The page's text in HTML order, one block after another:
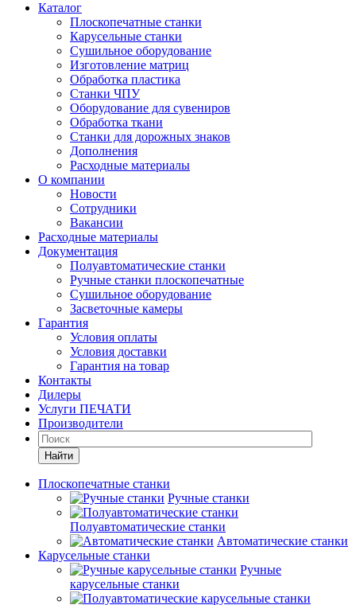
Каталог
Плоскопечатные станки
Карусельные станки
Сушильное оборудование
Изготовление матриц
Обработка пластика
Станки ЧПУ
Оборудование для сувениров
Обработка ткани
Станки для дорожных знаков
Дополнения
Расходные материалы
О компании
Новости
Сотрудники
Вакансии
Расходные материалы
Документация
Полуавтоматические станки
Ручные станки плоскопечатные
Сушильное оборудование
Засветочные камеры
Гарантия
Условия оплаты
Условия доставки
Гарантия на товар
Контакты
Дилеры
Услуги ПЕЧАТИ
Производители
Найти
Плоскопечатные станки
Ручные станки
Полуавтоматические станки
Автоматические станки
Карусельные станки
Ручные
карусельные станки